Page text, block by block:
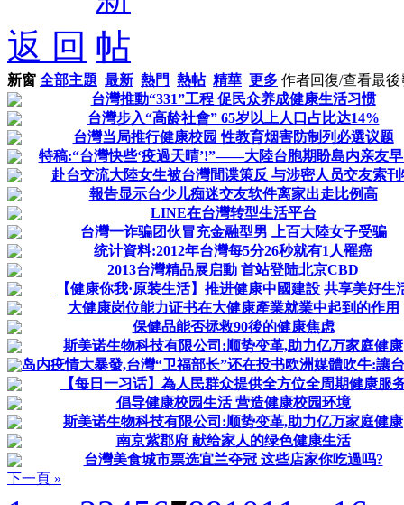
返 回
新窗 全部主題 最新 熱門 熱帖 精華 更多 作者回復/查看最後
台灣推動“331”工程 促民众养成健康生活习惯
台灣步入“高龄社會” 65岁以上人口占比达14%
台灣当局推行健康校园 性教育烟害防制列必選议题
特稿:“台灣快些‘疫過天晴’!”——大陸台胞期盼島内亲友
赴台交流大陸女生被台灣間谍策反 与涉密人员交友索刊
報告显示台少儿痴迷交友软件离家出走比例高
LINE在台灣转型生活平台
台灣一诈骗团伙冒充金融型男 上百大陸女子受骗
统计資料:2012年台灣每5分26秒就有1人罹癌
2013台灣精品展启動 首站登陆北京CBD
【健康你我·原装生活】推进健康中國建設 共享美好生
大健康岗位能力证书在大健康產業就業中起到的作用
保健品能否拯救90後的健康焦虑
斯美诺生物科技有限公司:顺势变革,助力亿万家庭健康
岛内疫情大暴發,台灣“卫福部长”还在投书欧洲媒體吹牛:讓
【每日一习话】為人民群众提供全方位全周期健康服
倡导健康校园生活 营造健康校园环境
斯美诺生物科技有限公司:顺势变革,助力亿万家庭健康
南京紫郡府 献给家人的绿色健康生活
台灣美食城市票选宜兰夺冠 这些店家你吃過吗?
下一頁 »